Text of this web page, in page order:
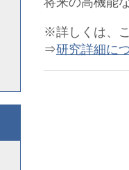
※詳しくは、
⇒研究詳細に